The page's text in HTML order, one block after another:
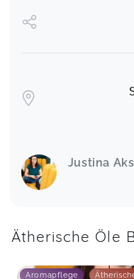
Justina
Ätherische Öle
Aromapflege